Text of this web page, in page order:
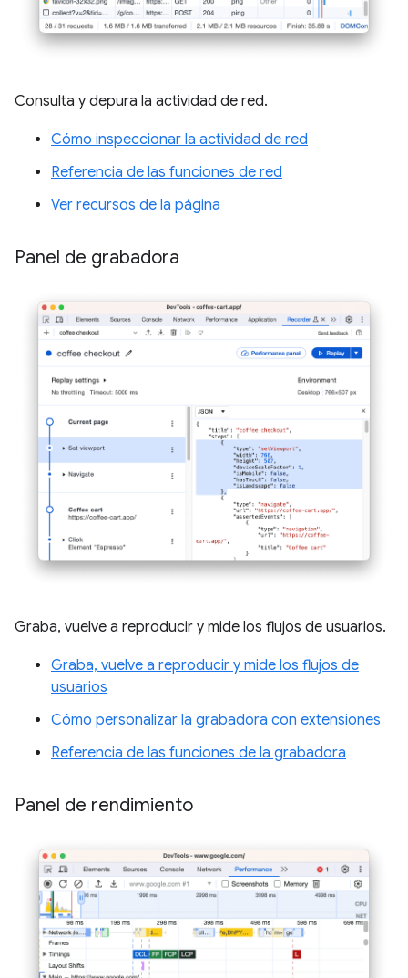
Consulta y depura la actividad de red.
Cómo inspeccionar la actividad de red
Referencia de las funciones de red
Ver recursos de la página
Panel de grabadora
Graba, vuelve a reproducir y mide los flujos de usuarios.
Graba, vuelve a reproducir y mide los flujos de
usuarios
Cómo personalizar la grabadora con extensiones
Referencia de las funciones de la grabadora
Panel de rendimiento